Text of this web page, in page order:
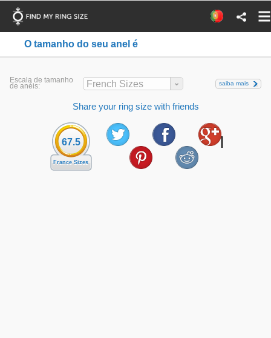
O tamanho do seu anel é
Escala de tamanho
de anéis: French Sizes saiba mais
Share your ring size with friends
67.5
France Sizes